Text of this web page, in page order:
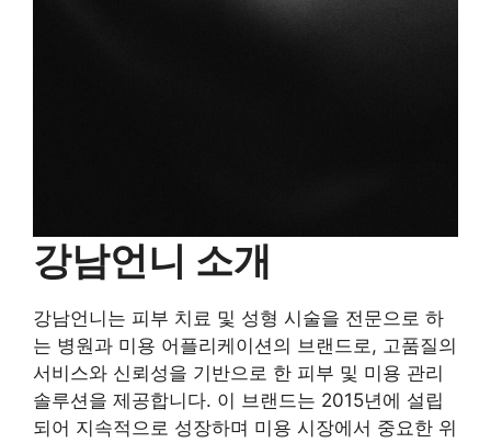
강남언니 소개
강남언니는 피부 치료 및 성형 시술을 전문으로 하
는 병원과 미용 어플리케이션의 브랜드로, 고품질의
서비스와 신뢰성을 기반으로 한 피부 및 미용 관리
솔루션을 제공합니다. 이 브랜드는 2015년에 설립
되어 지속적으로 성장하며 미용 시장에서 중요한 위